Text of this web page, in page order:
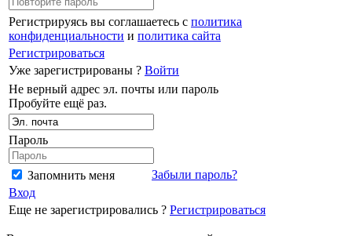
Регистрируясь вы соглашаетесь с политика
конфиденциальности и политика сайта
Регистрироваться
Уже зарегистрированы ? Войти
Не верный адрес эл. почты или пароль
Пробуйте ещё раз.
Пароль
Запомнить меня
Забыли пароль?
Вход
Еще не зарегистрировались ? Регистрироваться